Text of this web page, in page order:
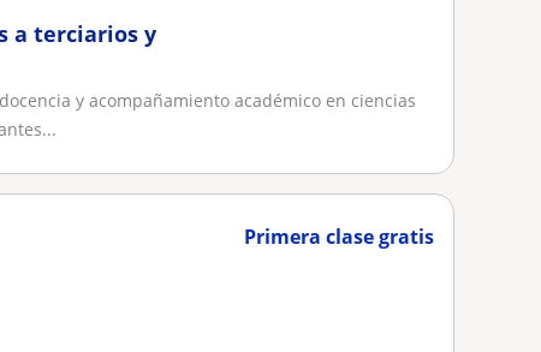
a terciarios y
y acompañamiento académico en ciencias
Primera clase gratis